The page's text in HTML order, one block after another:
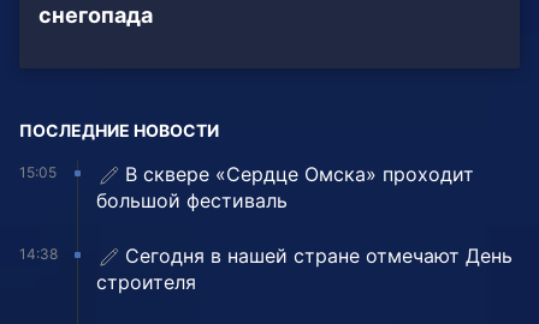
снегопада
ПОСЛЕДНИЕ НОВОСТИ
15:05
В сквере «Сердце Омска» проходит
большой фестиваль
14:38
Сегодня в нашей стране отмечают День
строителя